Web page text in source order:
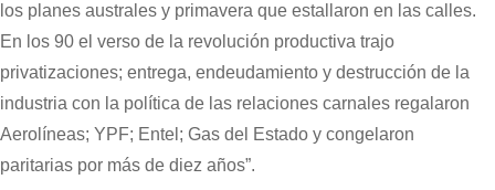
los planes australes y primavera que estallaron en las calles.
En los 90 el verso de la revolución productiva trajo
privatizaciones; entrega, endeudamiento y destrucción de la
industria con la política de las relaciones carnales regalaron
Aerolíneas; YPF; Entel; Gas del Estado y congelaron
paritarias por más de diez años”.